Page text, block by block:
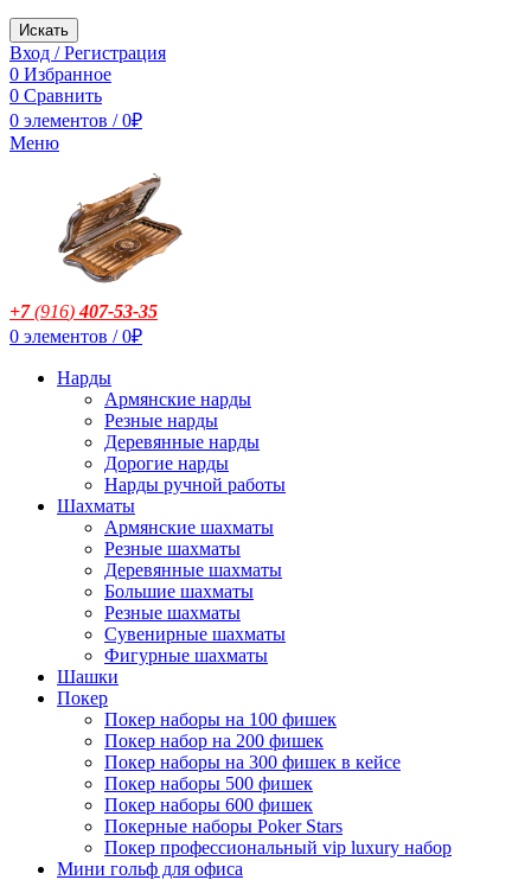
Искать
Вход / Регистрация
0 Избранное
0 Сравнить
0 элементов / 0₽
Меню
+7(916)407-53-35
0 элементов / 0₽
Нарды
Армянские нарды
Резные нарды
Деревянные нарды
Дорогие нарды
Нарды ручной работы
Шахматы
Армянские шахматы
Резные шахматы
Деревянные шахматы
Большие шахматы
Резные шахматы
Сувенирные шахматы
Фигурные шахматы
Шашки
Покер
Покер наборы на 100 фишек
Покер набор на 200 фишек
Покер наборы на 300 фишек в кейсе
Покер наборы 500 фишек
Покер наборы 600 фишек
Покерные наборы Poker Stars
Покер профессиональный vip luxury набор
Мини гольф для офиса